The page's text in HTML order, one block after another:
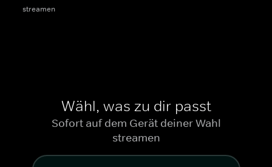
streamen
Wähl, was zu dir passt
Sofort auf dem Gerät deiner Wahl
streamen